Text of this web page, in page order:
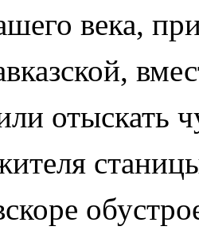
века,
отыскать